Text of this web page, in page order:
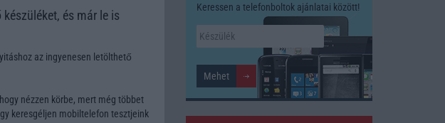
és már le is
az ingyenesen letölthető
nézzen körbe, mert még többet
keresgéljen mobiltelefon tesztjeink
Keressen a telefonboltok ajánlatai között!